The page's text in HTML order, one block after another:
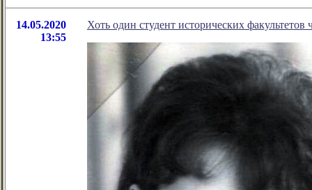
14.05.2020
13:55
Хоть один студент исторических